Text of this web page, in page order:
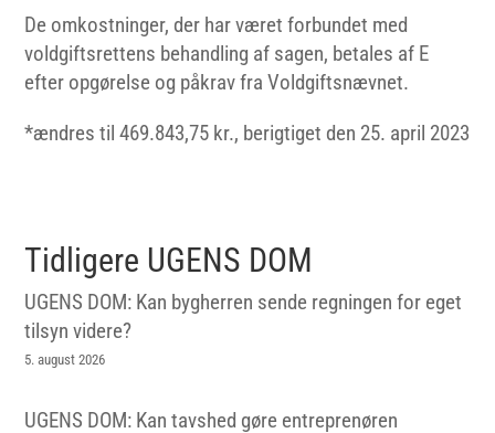
De omkostninger, der har været forbundet med
voldgiftsrettens behandling af sagen, betales af E
efter opgørelse og påkrav fra Voldgiftsnævnet.
*ændres til 469.843,75 kr., berigtiget den 25. april 2023
Tidligere UGENS DOM
UGENS DOM: Kan bygherren sende regningen for eget
tilsyn videre?
5. august 2026
UGENS DOM: Kan tavshed gøre entreprenøren